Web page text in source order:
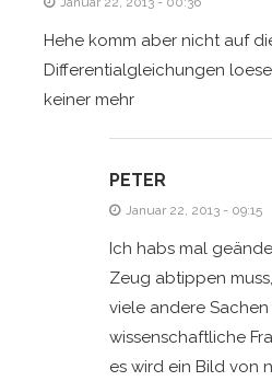
Hehe komm aber nicht auf
Differentialgleichungen
keiner mehr
PETER
Januar 22, 2013 - 09:15
Ich habs mal
Zeug abtippen
viele andere Sachen
wissenschaftliche
es wird ein Bild von